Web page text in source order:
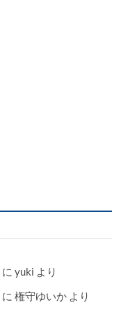
にyuki より
に権守ゆいか より